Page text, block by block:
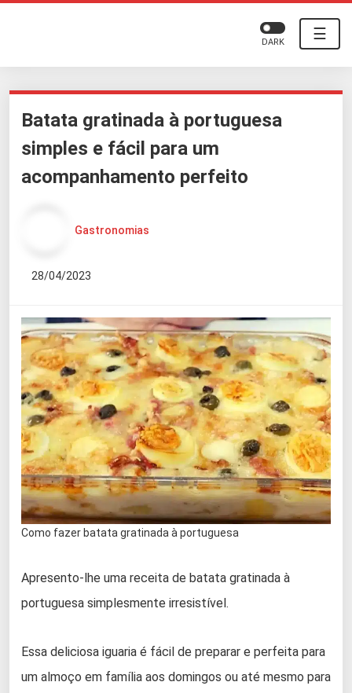
☰
DARK
Batata gratinada à portuguesa
simples e fácil para um
acompanhamento perfeito
Gastronomias
28/04/2023
Como fazer batata gratinada à portuguesa
Apresento-lhe uma receita de batata gratinada à
portuguesa simplesmente irresistível.
Essa deliciosa iguaria é fácil de preparar e perfeita para
um almoço em família aos domingos ou até mesmo para